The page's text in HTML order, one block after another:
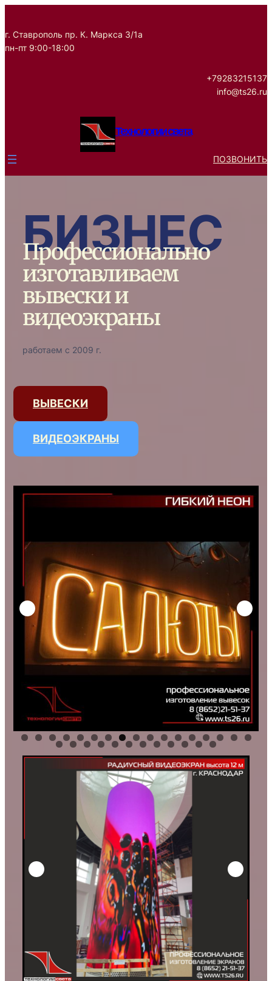
content
г. Ставрополь пр. К. Маркса 3/1а
пн-пт 9:00-18:00
+79283215137
info@ts26.ru
Технологии света
ПОЗВОНИТЬ
БИЗНЕС
Профессионально
изготавливаем
вывески и
видеоэкраны
работаем с 2009 г.
ВЫВЕСКИ
ВИДЕОЭКРАНЫ
0 1 2 3 4 5 6 7
8 9 0 1 2 3 4 5 6 7 8 9